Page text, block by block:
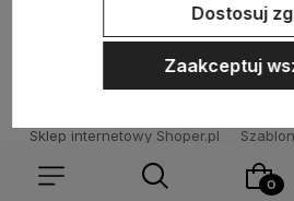
Sklep internetowy Shoper.pl
Dostosuj
Zaakceptuj